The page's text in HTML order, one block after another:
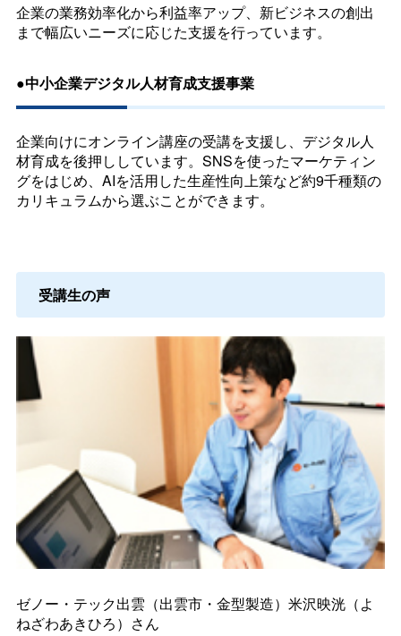
企業の業務効率化から利益率アップ、新ビジネスの創出
まで幅広いニーズに応じた支援を行っています。
●中小企業デジタル人材育成支援事業
企業向けにオンライン講座の受講を支援し、デジタル人
材育成を後押ししています。SNSを使ったマーケティン
グをはじめ、AIを活用した生産性向上策など約9千種類の
カリキュラムから選ぶことができます。
受講生の声
ゼノー・テック出雲（出雲市・金型製造）米沢映洸（よ
ねざわあきひろ）さん